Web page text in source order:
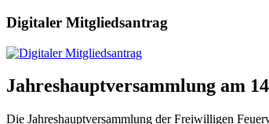
Digitaler Mitgliedsantrag
Jahreshauptversammlung am
Die Jahreshauptversammlung der Freiwilligen